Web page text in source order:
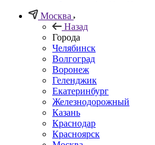
Москва
Назад
Города
Челябинск
Волгоград
Воронеж
Геленджик
Екатеринбург
Железнодорожный
Казань
Краснодар
Красноярск